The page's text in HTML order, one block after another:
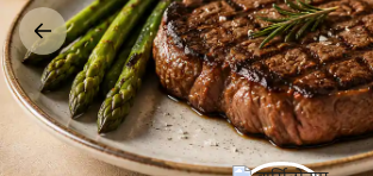
कंटेंटवर
जा